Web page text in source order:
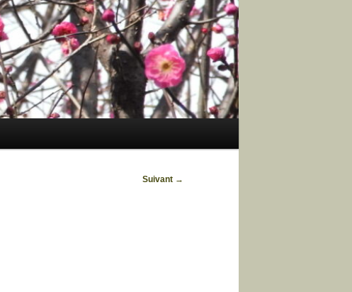
Suivant →